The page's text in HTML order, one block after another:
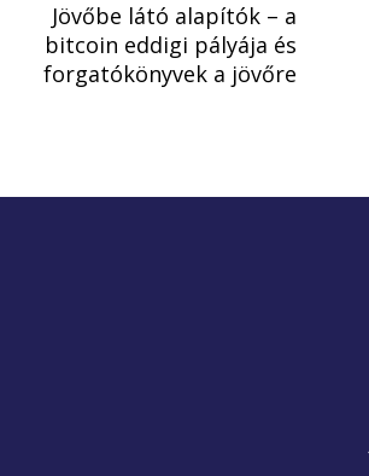
Jövőbe látó alapítók – a
bitcoin eddigi pályája és
forgatókönyvek a jövőre